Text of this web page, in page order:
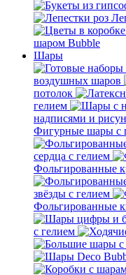
шаром Bubble
Шары
воздушных шаров
потолок
гелием
надписями и
Фигурные шары с
сердца с гелием
Фольгированные
звёзды с гелием
Фольгированные
с гелием